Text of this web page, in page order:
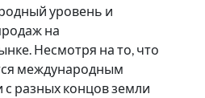
уровень и
на
Несмотря на то, что
международным
разных концов земли